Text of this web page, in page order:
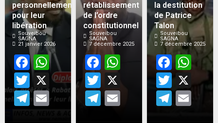
personnellement
pour leur
libération
Souveibou
SAGNA
21 janvier 2026
Facebook
WhatsApp
Twitter
X
Telegram
Email
rétablissement
de l’ordre
constitutionnel
Souveibou
SAGNA
7 décembre 2025
Facebook
WhatsApp
Twitter
Telegram
Email
la destitution
de Patrice
Talon
Souveibou
SAGNA
7 décembre 2025
X